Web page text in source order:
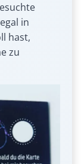
in
hast,
zu